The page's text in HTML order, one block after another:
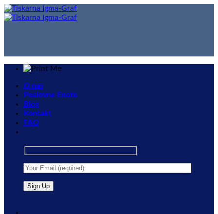
Skip
to
O nas
Poslovne Enote
Blog
Kontakt
FAQ